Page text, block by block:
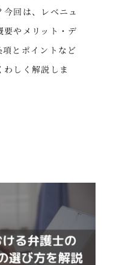
回は、レベニュ
要やメリット・デ
項とポイントなど
わしく解説しま